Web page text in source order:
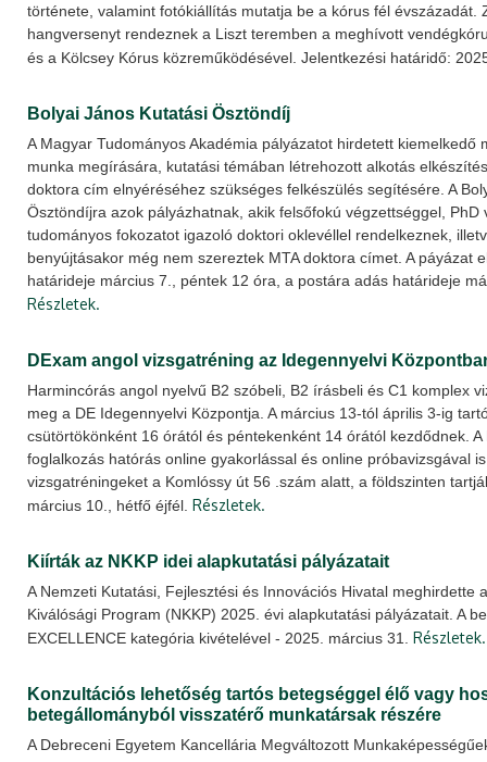
története, valamint fotókiállítás mutatja be a kórus fél évszázadát.
hangversenyt rendeznek a Liszt teremben a meghívott
és a Kölcsey Kórus közreműködésével. Jelentkezési határidő:
Bolyai János Kutatási Ösztöndíj
A Magyar Tudományos Akadémia pályázatot hirdetett kiemelkedő
munka megírására, kutatási témában létrehozott alkotás
doktora cím elnyéréséhez szükséges felkészülés segítésére. A
Ösztöndíjra azok pályázhatnak, akik felsőfokú végzettséggel, PhD
tudományos fokozatot igazoló doktori oklevéllel rendelkeznek,
benyújtásakor még nem szereztek MTA doktora címet. A páyázat
határideje március 7., péntek 12 óra, a postára adás határideje
Részletek.
DExam angol vizsgatréning az Idegennyelvi
Harmincórás angol nyelvű B2 szóbeli, B2 írásbeli és C1 komplex
meg a DE Idegennyelvi Központja. A március 13-tól április 3-ig
csütörtökönként 16 órától és péntekenként 14 órától kezdődnek.
foglalkozás hatórás online gyakorlással és online próbavizsgával
vizsgatréningeket a Komlóssy út 56 .szám alatt, a földszinten
március 10., hétfő éjfél. Részletek.
Kiírták az NKKP idei alapkutatási pályázatait
A Nemzeti Kutatási, Fejlesztési és Innovációs Hivatal meghirdette
Kiválósági Program (NKKP) 2025. évi alapkutatási pályázatait. A
EXCELLENCE kategória kivételével - 2025. március 31. Részletek.
Konzultációs lehetőség tartós betegséggel élő vagy
betegállományból visszatérő munkatársak részére
A Debreceni Egyetem Kancellária Megváltozott